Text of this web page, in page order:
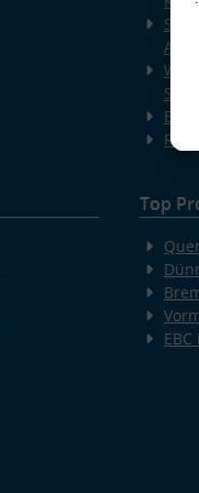
Was
Top